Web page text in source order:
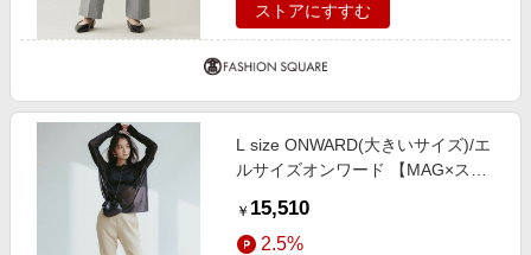
ストアにすすむ
L size ONWARD(大きいサイズ)/エ
ルサイズオンワード 【MAG×スタ
ニット×サテンストレートパンツ ブ
ラックニット×ベージュパンツ L
￥ 15,510
2.5%